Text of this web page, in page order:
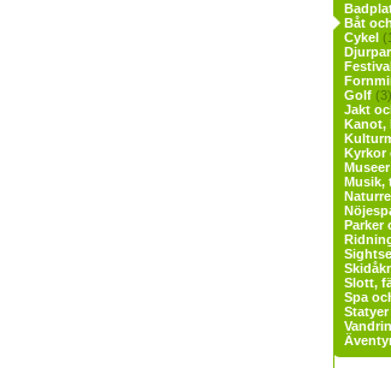
Båt
Cykel
Golf (3)
Jakt
Kanot,
Kyrkor
Musik,
Parker
Slott,
Spa